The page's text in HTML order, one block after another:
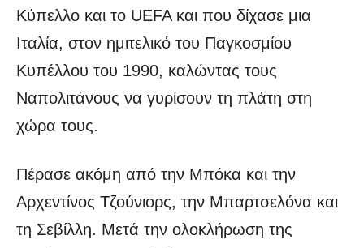
Κύπελλο και το UEFA και που δίχασε μια
Ιταλία, στον ημιτελικό του Παγκοσμίου
Κυπέλλου του 1990, καλώντας τους
Ναπολιτάνους να γυρίσουν τη πλάτη στη
χώρα τους.
Πέρασε ακόμη από την Μπόκα και την
Αρχεντίνος Τζούνιορς, την Μπαρτσελόνα και
τη Σεβίλλη. Μετά την ολοκλήρωση της